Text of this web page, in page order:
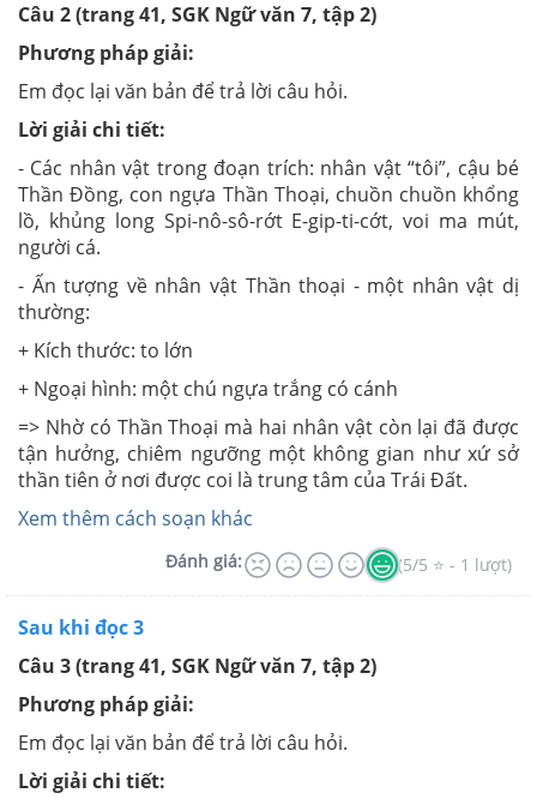
Câu 2 (trang 41, SGK Ngữ văn 7, tập 2)
Phương pháp giải:
Em đọc lại văn bản để trả lời câu hỏi.
Lời giải chi tiết:
- Các nhân vật trong đoạn trích: nhân vật “tôi”, cậu bé
Thần Đồng, con ngựa Thần Thoại, chuồn chuồn khổng
lồ, khủng long Spi-nô-sô-rớt E-gip-ti-cớt, voi ma mút,
người cá.
- Ấn tượng về nhân vật Thần thoại - một nhân vật dị
thường:
+ Kích thước: to lớn
+ Ngoại hình: một chú ngựa trắng có cánh
=> Nhờ có Thần Thoại mà hai nhân vật còn lại đã được
tận hưởng, chiêm ngưỡng một không gian như xứ sở
thần tiên ở nơi được coi là trung tâm của Trái Đất.
Xem thêm cách soạn khác
Đánh giá: (5/5 ⭐ - 1 lượt)
Sau khi đọc 3
Câu 3 (trang 41, SGK Ngữ văn 7, tập 2)
Phương pháp giải:
Em đọc lại văn bản để trả lời câu hỏi.
Lời giải chi tiết: